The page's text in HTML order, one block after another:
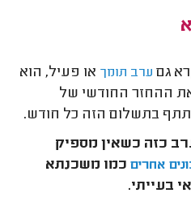
גם ערב תומך או פעיל, הוא
ההחזר החודשי של
בתשלום הזה כל חודש.
כזה כשאין מספיק
אחרים כמו משכנתא
בעייתי.